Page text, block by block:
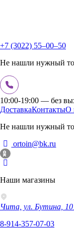
+7 (3022) 55‒00‒50
Не нашли нужный
10:00-19:00 — без
ДоставкаКонтактыО
Не нашли нужный
ortoin@bk.ru
Наши магазины
Чита, ул. Бутина,
8-914-357-07-03